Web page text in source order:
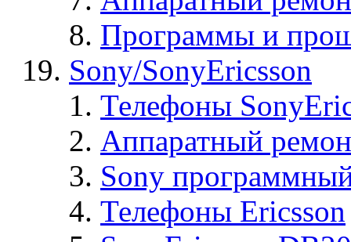
Программы и
Sony/SonyEricsson
Телефоны
Аппаратный
Sony
Телефоны Ericsson